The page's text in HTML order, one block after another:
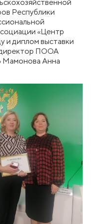
Республики
«Центр
и диплом выставки
директор ПООА
Мамонова Анна